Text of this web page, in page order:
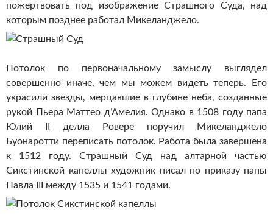
пожертвовать под изображение Страшного Суда, над
которым позднее работал Микеланджело.
Потолок по первоначальному замыслу выглядел
совершенно иначе, чем мы можем видеть теперь. Его
украсили звезды, мерцавшие в глубине неба, созданные
рукой Пьера Маттео д’Амелия. Однако в 1508 году папа
Юлий II делла Ровере поручил Микеланджело
Буонаротти переписать потолок. Работа была завершена
к 1512 году. Страшный Суд над алтарной частью
Сикстинской капеллы художник писал по приказу папы
Павла III между 1535 и 1541 годами.